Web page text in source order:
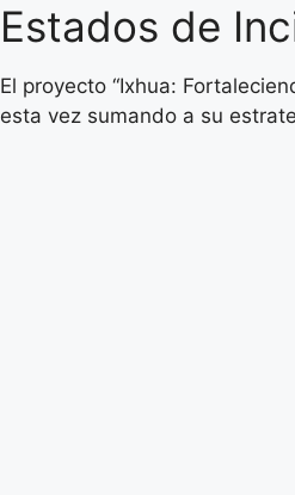
Estados de
El proyecto “Ixhua:
esta vez sumando a su